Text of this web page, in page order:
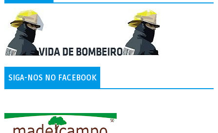
SIGA-NOS NO FACEBOOK